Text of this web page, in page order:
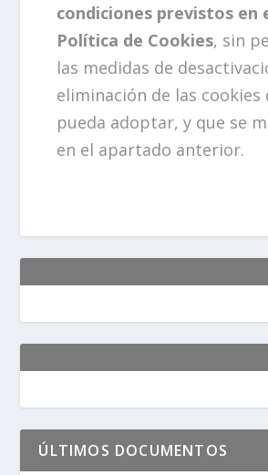
condiciones previstos en
Política de Cookies, sin
las medidas de
eliminación de las cookies
pueda adoptar, y que se
en el apartado anterior.
ÚLTIMOS DOCUMENTOS